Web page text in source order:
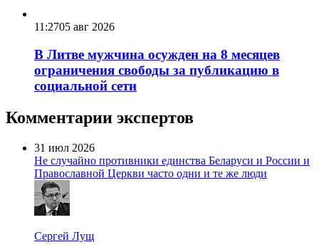
11:2705 авг 2026
В Литве мужчина осужден на 8 месяцев
ограничения свободы за публикацию в
социальной сети
Комментарии экспертов
31 июл 2026
Не случайно противники единства Беларуси и России и
Православной Церкви часто одни и те же люди
Сергей Лущ